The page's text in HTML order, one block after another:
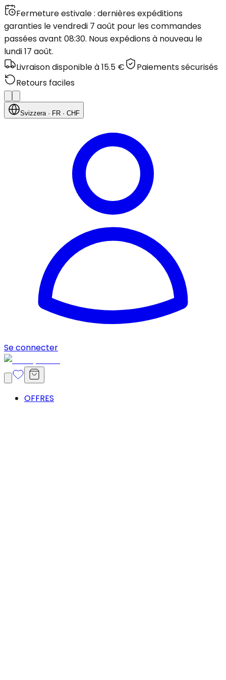
Fermeture estivale : dernières expéditions
garanties le vendredi 7 août pour les commandes
passées avant 08:30. Nous expédions à nouveau le
lundi 17 août.
Livraison disponible à 15.5 €
Paiements sécurisés
Retours faciles
Svizzera· FR · CHF
Se connecter
OFFRES